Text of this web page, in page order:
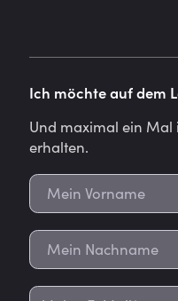
Ich möchte auf dem
Und maximal ein
erhalten.